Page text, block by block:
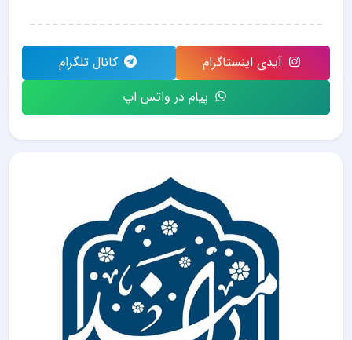
آیدی اینستاگرام
کانال تلگرام
پیام در واتس اپ